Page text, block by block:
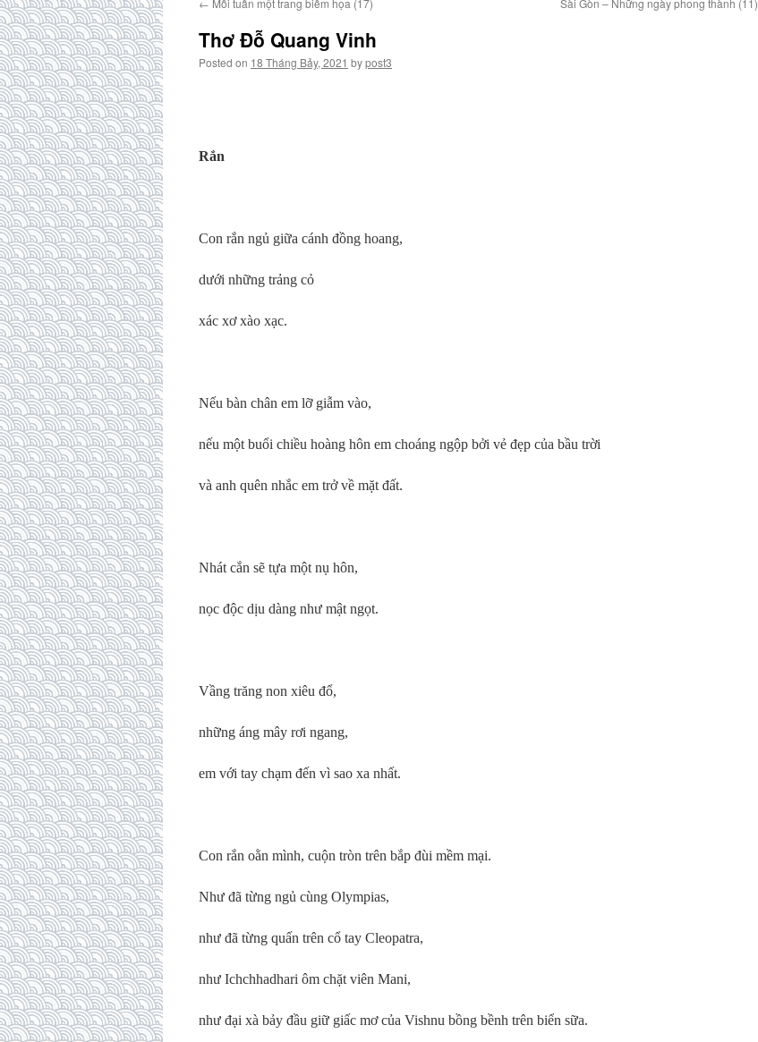
← Mỗi tuần một trang biếm họa (17) Sài Gòn – Những ngày phong thành (11)
Thơ Đỗ Quang Vinh
Posted on 18 Tháng Bảy, 2021 bypost3
Rắn
Con rắn ngủ giữa cánh đồng hoang,
dưới những trảng cỏ
xác xơ xào xạc.
Nếu bàn chân em lỡ giẫm vào,
nếu một buổi chiều hoàng hôn em choáng ngộp bởi vẻ đẹp của bầu trời
và anh quên nhắc em trở về mặt đất.
Nhát cắn sẽ tựa một nụ hôn,
nọc độc dịu dàng như mật ngọt.
Vầng trăng non xiêu đổ,
những áng mây rơi ngang,
em với tay chạm đến vì sao xa nhất.
Con rắn oằn mình, cuộn tròn trên bắp đùi mềm mại.
Như đã từng ngủ cùng Olympias,
như đã từng quấn trên cổ tay Cleopatra,
như Ichchhadhari ôm chặt viên Mani,
như đại xà bảy đầu giữ giấc mơ của Vishnu bồng bềnh trên biển sữa.